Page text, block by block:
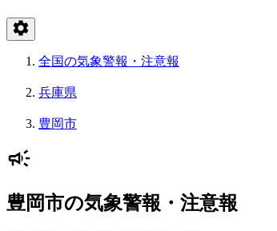
全国の気象警報・注意報
兵庫県
豊岡市
豊岡市の気象警報・注意報